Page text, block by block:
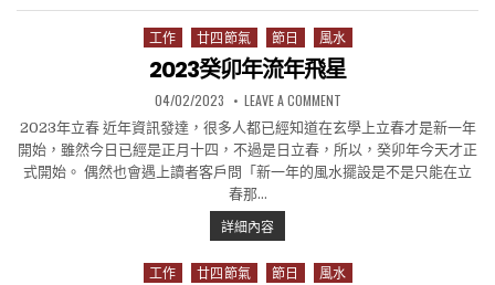
Posted in
工作 廿四節氣 節日 風水
2023癸卯年流年飛星
PUBLISHED DATE:
04/02/2023 LEAVE A COMMENTON 2023癸卯年流年飛星
2023年立春 近年資訊發達，很多人都已經知道在玄學上立春才是新一年
開始，雖然今日已經是正月十四，不過是日立春，所以，癸卯年今天才正
式開始。 偶然也會遇上讀者客戶問「新一年的風水擺設是不是只能在立
春那…
詳細內容2023癸卯年流年飛星
Posted in
工作 廿四節氣 節日 風水